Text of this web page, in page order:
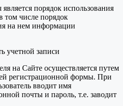
порядок использования
том числе порядок
на нем информации
учетной записи
на Сайте осуществляется путем
регистрационной формы. При
вводит имя
почты и пароль, т.е. заводит